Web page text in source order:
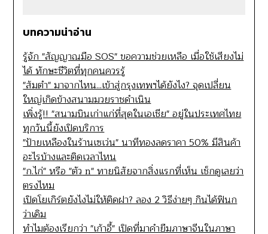
บทความน่าอ่าน
รู้จัก "สัญญาณมือ SOS" ขอความช่วยเหลือ เมื่อใช้เสียงไม่
ได้ ทักษะชีวิตที่ทุกคนควรรู้
"ส้มตำ" มาจากไหน...เข้าสู่กรุงเทพฯได้ยังไง? จุดเปลี่ยน
ใหญ่เกิดข้างสนามมวยราชดำเนิน
เพิ่งรู้!! "สนามบินเก่าแก่ที่สุดในเอเชีย" อยู่ในประเทศไทย
ทุกวันนี้ยังเปิดบริการ
"ป้ายเหลืองในร้านเซเว่น" นาทีทองลดราคา 50% มีสินค้า
อะไรบ้างและติดเวลาไหน
"ก.ไก่" หรือ "ตัว n" ทายนิสัยจากสิ่งแรกที่เห็น เช็กดูเลยว่า
ตรงไหม
เปิดโยเกิร์ตยังไงไม่ให้ติดฝา? ลอง 2 วิธีง่ายๆ กินได้ฟินก
ว่าเดิม
ทำไมต้องเรียกว่า "เก้าอี้" เปิดที่มาคำยืมภาษาจีนในภาษา